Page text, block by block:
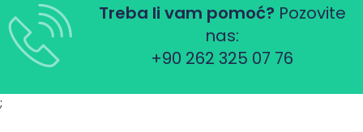
Treba li vam pomoć? Pozovite
nas:
+90 262 325 07 76
;